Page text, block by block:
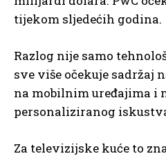
tijekom sljedećih godina.
Razlog nije samo
sve više očekuje sadržaj
na mobilnim uređajima i
personaliziranog
Za televizijske kuće to